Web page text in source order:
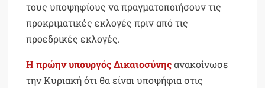
τους υποψηφίους να πραγματοποιήσουν τις
προκριματικές εκλογές πριν από τις
προεδρικές εκλογές.
Η πρώην υπουργός Δικαιοσύνηςανακοίνωσε
την Κυριακή ότι θα είναι υποψήφια στις